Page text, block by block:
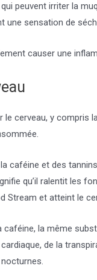
peuvent irriter la
une sensation de
causer une
cerveau, y compris
caféine et des
qu’il ralentit les
Stream et atteint le
caféine, la même
de la